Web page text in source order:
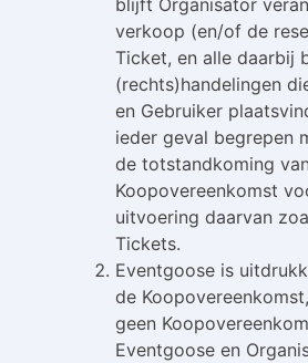
blijft Organisator
verkoop (en/of de
Ticket, en alle daarbij
(rechts)handelingen
en Gebruiker
ieder geval begrepen
de totstandkoming
Koopovereenkomst
uitvoering daarvan
Tickets.
Eventgoose is
de
geen
Eventgoose en